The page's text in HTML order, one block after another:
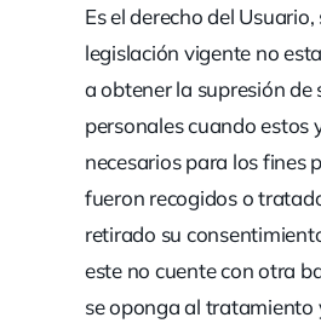
Es el derecho del
legislación vigente no
a obtener la supresión de
personales cuando estos
necesarios para los fines
fueron recogidos o
retirado su
este no cuente con otra
se oponga al tratamiento